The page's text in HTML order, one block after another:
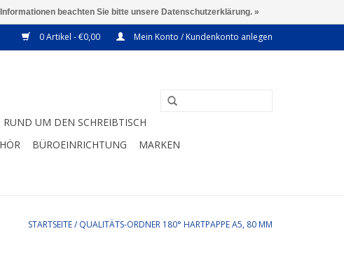
0 Artikel - €0,00 Mein Konto / Kundenkonto anlegen
RUND UM DEN SCHREIBTISCH
BÜROEINRICHTUNG MARKEN
STARTSEITE/ QUALITÄTS-ORDNER 180° HARTPAPPE A5, 80 MM
beachten Sie bitte unsere Datenschutzerklärung. »